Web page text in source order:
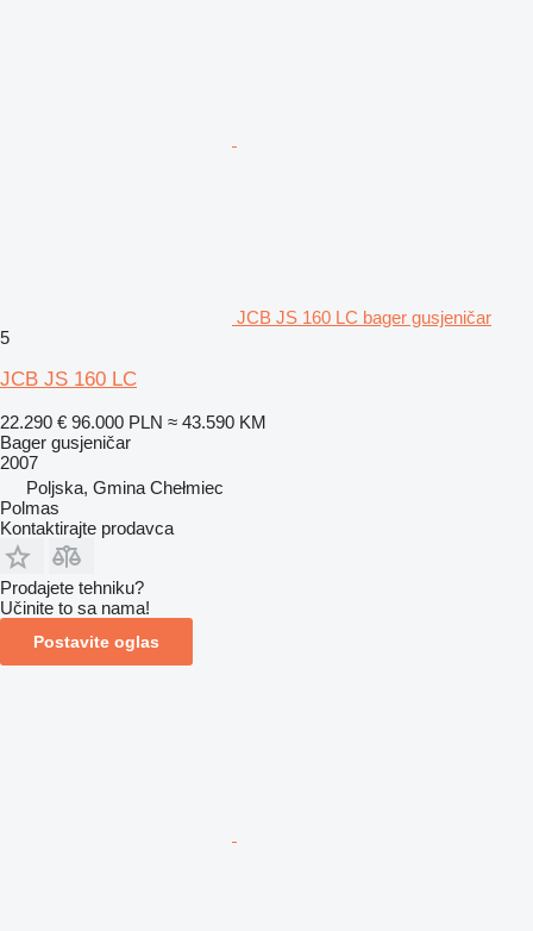
JCB JS 160 LC bager gusjeničar
5
JCB JS 160 LC
22.290 € 96.000 PLN ≈ 43.590 KM
Bager gusjeničar
2007
Poljska, Gmina Chełmiec
Polmas
Kontaktirajte prodavca
Prodajete tehniku?
Učinite to sa nama!
Postavite oglas